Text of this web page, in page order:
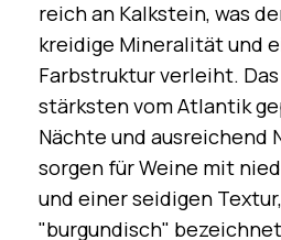
reich an Kalkstein, was
kreidige Mineralität und
Farbstruktur verleiht.
stärksten vom Atlantik
Nächte und ausreichend
sorgen für Weine mit
und einer seidigen
"burgundisch"